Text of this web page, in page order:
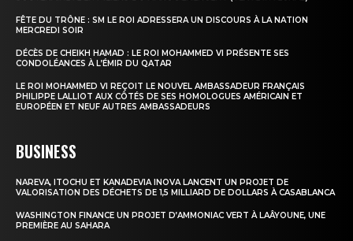
Mon compte
FÊTE DU TRÔNE : SM LE ROI ADRESSERA UN DISCOURS À LA NATION
MERCREDI SOIR
DÉCÈS DE CHEIKH HAMAD : LE ROI MOHAMMED VI PRÉSENTE SES
CONDOLÉANCES À L’ÉMIR DU QATAR
LE ROI MOHAMMED VI REÇOIT LE NOUVEL AMBASSADEUR FRANÇAIS
PHILIPPE LALLIOT AUX CÔTÉS DE SES HOMOLOGUES AMÉRICAIN ET
EUROPÉEN ET NEUF AUTRES AMBASSADEURS
BUSINESS
NAREVA, ITOCHU ET KANADEVIA INOVA LANCENT UN PROJET DE
VALORISATION DES DÉCHETS DE 1,5 MILLIARD DE DOLLARS À CASABLANCA
WASHINGTON FINANCE UN PROJET D’AMMONIAC VERT À LAÂYOUNE, UNE
PREMIÈRE AU SAHARA